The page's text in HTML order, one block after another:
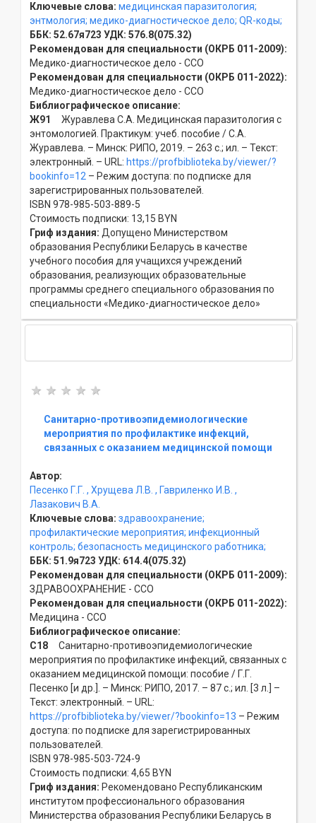
Ключевые слова: медицинская паразитология;
энтмология; медико-диагностическое дело; QR-коды;
ББК: 52.67я723 УДК: 576.8(075.32)
Рекомендован для специальности (ОКРБ 011-2009):
Медико-диагностическое дело - ССO
Рекомендован для специальности (ОКРБ 011-2022):
Медико-диагностическое дело - ССO
Библиографическое описание:
Ж91
Журавлева С.А. Медицинская паразитология с
энтомологией. Практикум: учеб. пособие / С.А.
Журавлева. – Минск: РИПО, 2019. – 263 с.; ил. – Текст:
электронный. – URL: https://profbiblioteka.by/viewer/?
bookinfo=12 – Режим доступа: по подписке для
зарегистрированных пользователей.
ISBN 978-985-503-889-5
Стоимость подписки: 13,15 BYN
Гриф издания: Допущено Министерством
образования Республики Беларусь в качестве
учебного пособия для учащихся учреждений
образования, реализующих образовательные
программы среднего специального образования по
специальности «Медико-диагностическое дело»
Санитарно-противоэпидемиологические
мероприятия по профилактике инфекций,
связанных с оказанием медицинской помощи
Автор:
Песенко Г.Г. , Хрущева Л.В. , Гавриленко И.В. ,
Лазакович В.А.
Ключевые слова: здравоохранение;
профилактические мероприятия; инфекционный
контроль; безопасность медицинского работника;
ББК: 51.9я723 УДК: 614.4(075.32)
Рекомендован для специальности (ОКРБ 011-2009):
ЗДРАВООХРАНЕНИЕ - ССO
Рекомендован для специальности (ОКРБ 011-2022):
Медицина - ССO
Библиографическое описание:
С18 Санитарно-противоэпидемиологические
мероприятия по профилактике инфекций, связанных с
оказанием медицинской помощи: пособие / Г.Г.
Песенко [и др.]. – Минск: РИПО, 2017. – 87 с.; ил. [3 л.] –
Текст: электронный. – URL:
https://profbiblioteka.by/viewer/?bookinfo=13 – Режим
доступа: по подписке для зарегистрированных
пользователей.
ISBN 978-985-503-724-9
Стоимость подписки: 4,65 BYN
Гриф издания: Рекомендовано Республиканским
институтом профессионального образования
Министерства образования Республики Беларусь в